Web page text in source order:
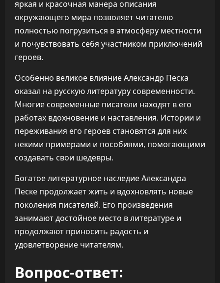
яркая и красочная манера описания
окружающего мира позволяет читателю
полностью погрузиться в атмосферу местности
и почувствовать себя участником приключений
героев.
Особенно великое влияние Александр Песка
оказал на русскую литературу современности.
Многие современные писатели находят в его
работах вдохновение и наставления. Истории и
переживания его героев становятся для них
некими примерами и пособиями, помогающими
создавать свои шедевры.
Богатое литературное наследие Александра
Песке продолжает жить и вдохновлять новые
поколения писателей. Его произведения
занимают достойное место в литературе и
продолжают приносить радость и
удовлетворение читателям.
Вопрос-ответ: